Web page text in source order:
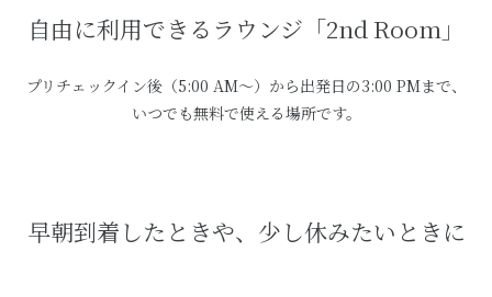
自由に利用できるラウンジ「2nd Room」
プリチェックイン後（5:00 AM～）から出発日の3:00 PMまで、
いつでも無料で使える場所です。
早朝到着したときや、少し休みたいときに